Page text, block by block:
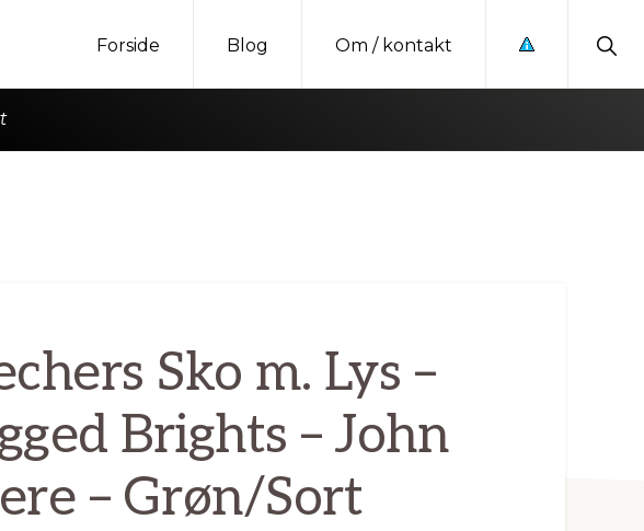
Forside Blog Om / kontakt
Sko m. Lys –
Brights – John
– Grøn/Sort